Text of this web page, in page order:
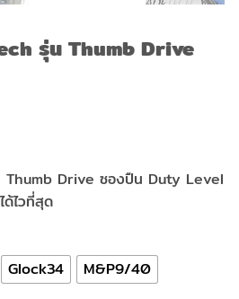
รุ่น Thumb Drive
Drive ซองปืน Duty Level
ไวที่สุด
Glock34
M&P9/40